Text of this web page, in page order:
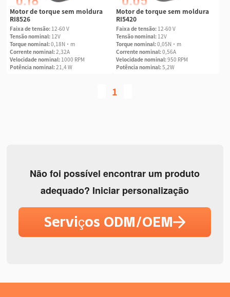
Motor de torque sem moldura
RI8526
Faixa de tensão: 12-60 V
Tensão nominal: 12V
Torque nominal:0,18N·m
Corrente nominal:2,32A
Velocidade nominal: 1000 RPM
Potência nominal:21,4 W
Motor de torque sem moldura
RI5420
Faixa de tensão: 12-60 V
Tensão nominal: 12V
Torque nominal:0,05N·m
Corrente nominal:0,56A
Velocidade nominal:950 RPM
Potência nominal:5,2W
1
Não foi possível encontrar um produto
adequado? Iniciar personalização
Serviços ODM/OEM